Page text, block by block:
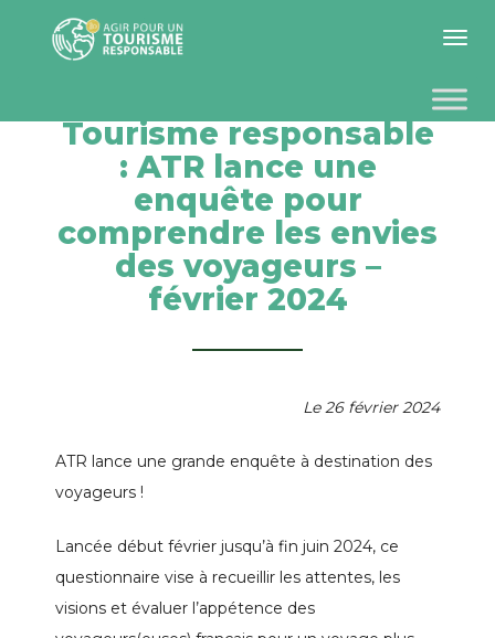
Toggle
Tourisme responsable
: ATR lance une
enquête pour
comprendre les envies
des voyageurs –
février 2024
Le 26 février 2024
ATR lance une grande enquête à destination des
voyageurs !
Lancée début février jusqu’à fin juin 2024, ce
questionnaire vise à recueillir les attentes, les
visions et évaluer l’appétence des